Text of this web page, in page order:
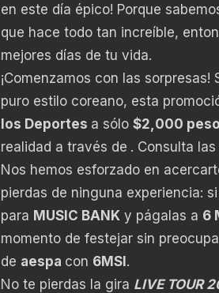
en este día épico! Porque
que hace todo tan increíble,
mejores días de tu vida.
¡Comenzamos con las
puro estilo coreano, esta
los Deportes a sólo $2,000
realidad a través de . Consulta
Nos hemos esforzado en
pierdas de ninguna experiencia:
para MUSIC BANKy págalas a 6
momento de festejar sin
de aespa con 6MSI.
No te pierdas la gira LIVE TOUR